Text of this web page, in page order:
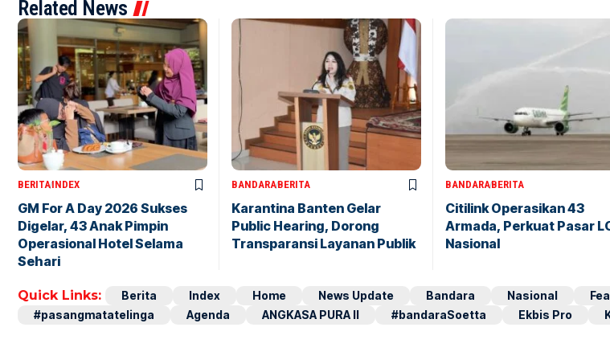
Related News
BERITAINDEX
GM For A Day 2026 Sukses
Digelar, 43 Anak Pimpin
Operasional Hotel Selama
Sehari
BANDARABERITA
Karantina Banten Gelar
Public Hearing, Dorong
Transparansi Layanan Publik
BANDARABERITA
Citilink Operasikan 43
Armada, Perkuat Pasar
Nasional
Quick Links: Berita Index Home News Update Bandara Nasional
#pasangmatatelinga
Agenda ANGKASA PURA II #bandaraSoetta Ekbis Pro